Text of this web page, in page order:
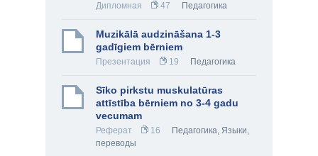
Дипломная 47 Педагогика
Muzikālā audzināšana 1-3
gadīgiem bērniem
Презентация 19 Педагогика
Sīko pirkstu muskulatūras
attīstība bērniem no 3-4 gadu
vecumam
Реферат 16 Педагогика, Языки,
переводы